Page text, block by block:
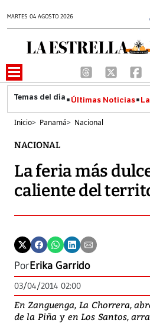
MARTES 04 AGOSTO 2026
Últimas Noticias
Inicio> Panamá> Nacional
NACIONAL
La feria más
caliente del
PorErika Garrido
03/04/2014 02:00
En Zanguenga, La Chorrera,
de la Piña y en Los Santos,